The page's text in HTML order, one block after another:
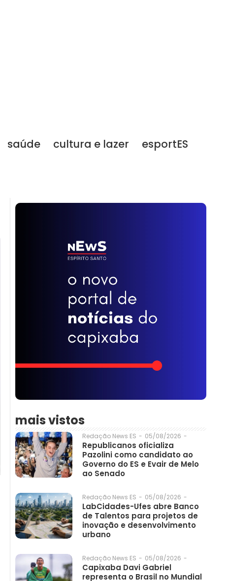
saúde cultura e lazer esportES
mais vistos
Redação News ES - 05/08/2026 -
Republicanos oficializa
Pazolini como candidato ao
Governo do ES e Evair de Melo
ao Senado
Redação News ES - 05/08/2026 -
LabCidades-Ufes abre Banco
de Talentos para projetos de
inovação e desenvolvimento
urbano
Redação News ES - 05/08/2026 -
Capixaba Davi Gabriel
representa o Brasil no Mundial